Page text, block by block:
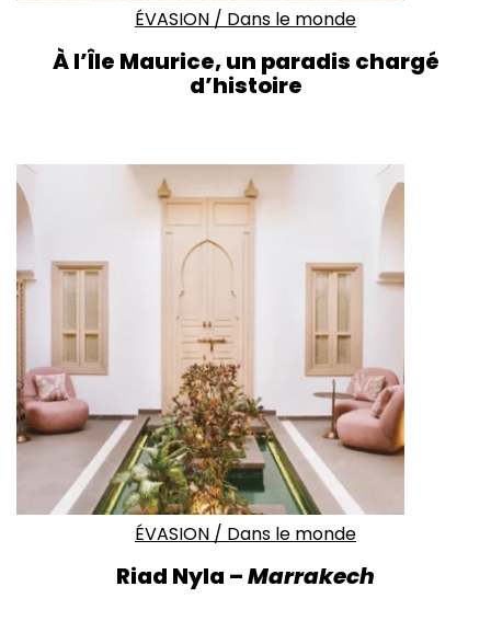
ÉVASION / Dans le monde
À l’Île Maurice,un paradis chargé
d’histoire
ÉVASION / Dans le monde
Riad Nyla –Marrakech